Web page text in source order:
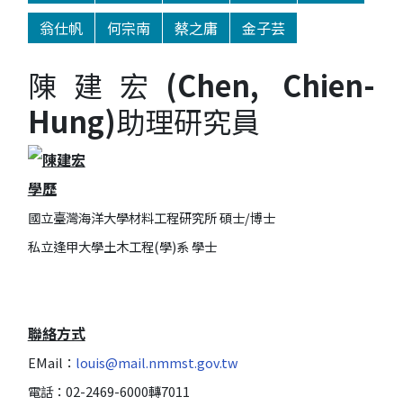
翁仕帆
何宗南 蔡之庸 金子芸
陳建宏 (Chen, Chien-
Hung)助理研究員
學歷
國立臺灣海洋大學材料工程研究所 碩士/博士
私立逢甲大學土木工程(學)系 學士
聯絡方式
EMail： louis@mail.nmmst.gov.tw
電話：02-2469-6000轉7011